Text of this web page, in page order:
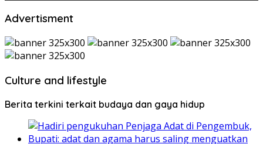
Advertisment
Culture and lifestyle
Berita terkini terkait budaya dan gaya hidup